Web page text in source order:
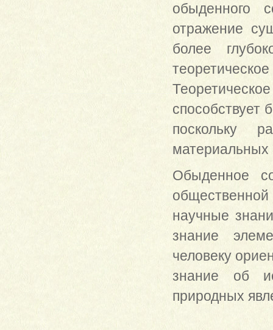
обыденного
отражение
более
способствует
поскольку
материальных
Обыденное
общественной
научные
знание
человеку
знание об
природных